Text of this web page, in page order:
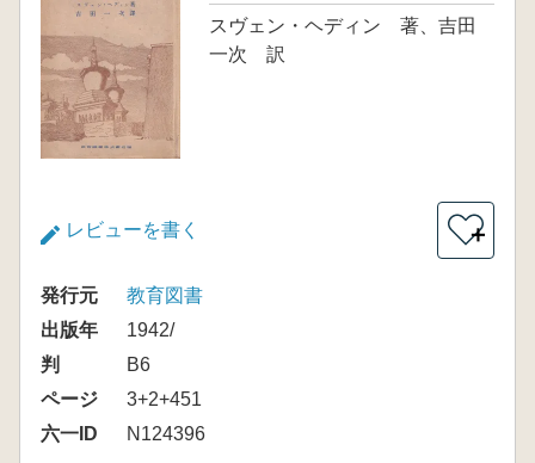
スヴェン・ヘディン 著、吉田
一次 訳
レビューを書く ＋
発行元
教育図書
出版年
1942/
判
B6
ページ
3+2+451
六一ID
N124396